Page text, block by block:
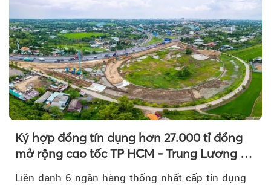
Ký hợp đồng tín dụng hơn 27.000 tỉ đồng
mở rộng cao tốc TP HCM - Trung Lương -
Liên danh 6 ngân hàng thống nhất cấp tín dụng